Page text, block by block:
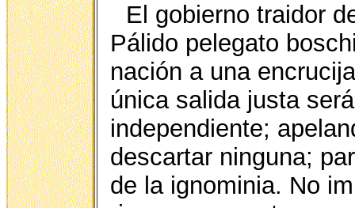
El gobierno traidor
Pálido pelegato
nación a una
única salida justa
independiente;
descartar ninguna;
de la ignominia. No